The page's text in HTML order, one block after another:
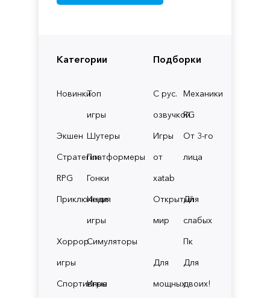
Категории
НовинкиТоп
игры
Экшен Шутеры
СтратегииПлатформеры
RPG
Гонки
Приключения
Инди
игры
Хоррор
игры
Симуляторы
Спортивные
Игры
Подборки
С рус.
озвучкой
Механики
RG
Игры
от
xatab
От 3-го
лица
Открытый
мир
Для
слабых
Пк
Для
мощных
Для
двоих!